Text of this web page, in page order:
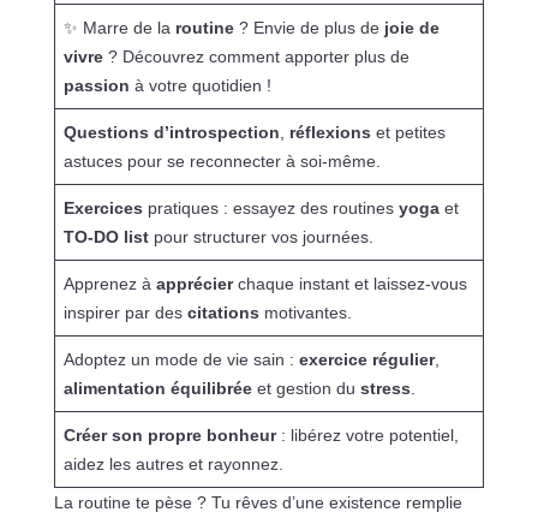
✨ Marre de la routine? Envie de plus de joie de
vivre? Découvrez comment apporter plus de
passion à votre quotidien !
Questions d’introspection réflexions et petites
astuces pour se reconnecter à soi-même.
Exercices pratiques : essayez des routines yogaet
TO-DO listpour structurer vos journées.
Apprenez à apprécierchaque instant et laissez-vous
inspirer par des citations motivantes.
Adoptez un mode de vie sain : exercice régulier,
alimentation équilibréeet gestion du stress
Créer son propre bonheur: libérez votre potentiel,
aidez les autres et rayonnez.
La routine te pèse ? Tu rêves d’une existence remplie